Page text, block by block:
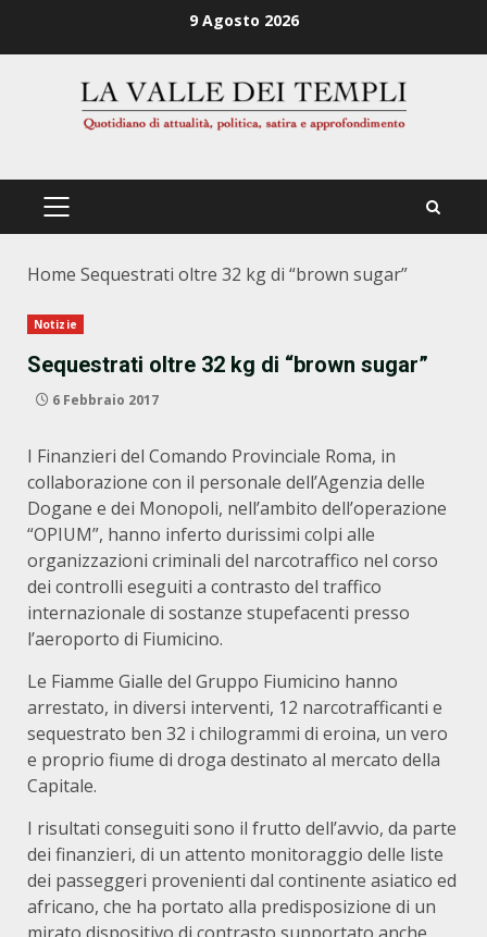
9 Agosto 2026
PRIMÄRES
Home Sequestrati oltre 32 kg di “brown sugar”
Notizie
Sequestrati oltre 32 kg di “brown sugar”
6 Febbraio 2017
I Finanzieri del Comando Provinciale Roma, in
collaborazione con il personale dell’Agenzia delle
Dogane e dei Monopoli, nell’ambito dell’operazione
“OPIUM”, hanno inferto durissimi colpi alle
organizzazioni criminali del narcotraffico nel corso
dei controlli eseguiti a contrasto del traffico
internazionale di sostanze stupefacenti presso
l’aeroporto di Fiumicino.
Le Fiamme Gialle del Gruppo Fiumicino hanno
arrestato, in diversi interventi, 12 narcotrafficanti e
sequestrato ben 32 i chilogrammi di eroina, un vero
e proprio fiume di droga destinato al mercato della
Capitale.
I risultati conseguiti sono il frutto dell’avvio, da parte
dei finanzieri, di un attento monitoraggio delle liste
dei passeggeri provenienti dal continente asiatico ed
africano, che ha portato alla predisposizione di un